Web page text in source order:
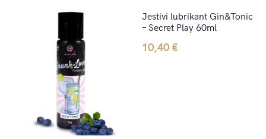
Jestivi lubrikant Gin&Tonic
– Secret Play 60ml
10,40€